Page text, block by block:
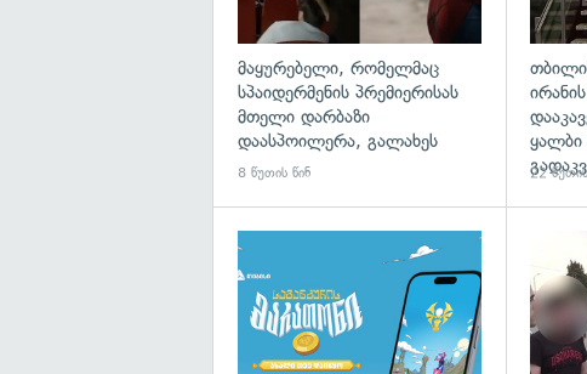
მაყურებელი, რომელმაც
სპაიდერმენის პრემიერისას
მთელი დარბაზი
დაასპოილერა, გალახეს
8 წუთის წინ
ყალბი
22